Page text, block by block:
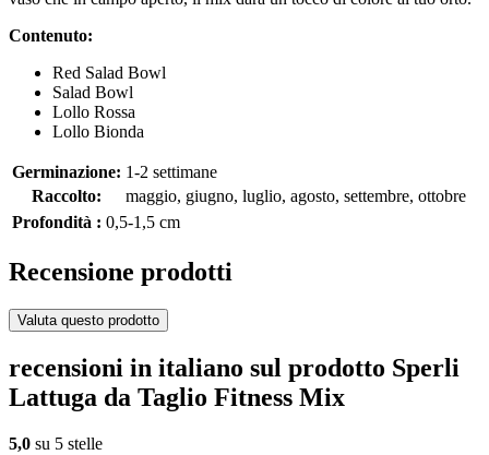
Contenuto:
Red Salad Bowl
Salad Bowl
Lollo Rossa
Lollo Bionda
Germinazione: 1-2 settimane
Raccolto:
maggio, giugno, luglio, agosto, settembre, ottobre
Profondità : 0,5-1,5 cm
Recensione prodotti
Valuta questo prodotto
recensioni in italiano sul prodotto Sperli
Lattuga da Taglio Fitness Mix
5,0 su 5 stelle